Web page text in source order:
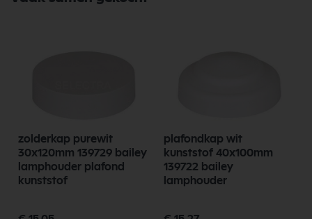
zolderkap purewit
30x120mm 139729 bailey
lamphouder plafond
kunststof
plafondkap wit
kunststof 40x100mm
139722 bailey
lamphouder